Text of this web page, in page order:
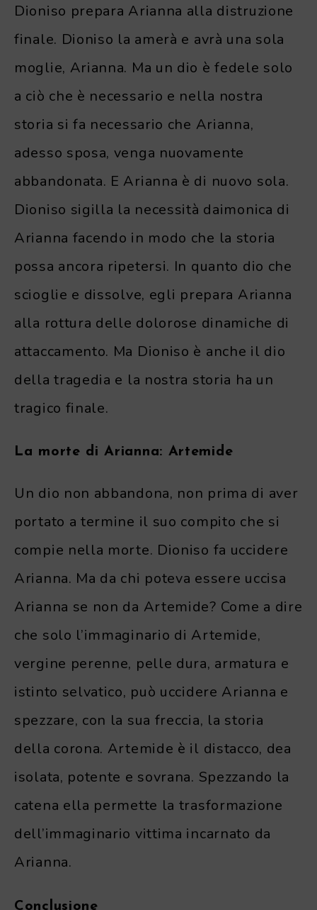
Dioniso prepara Arianna alla distruzione
finale. Dioniso la amerà e avrà una sola
moglie, Arianna. Ma un dio è fedele solo
a ciò che è necessario e nella nostra
storia si fa necessario che Arianna,
adesso sposa, venga nuovamente
abbandonata. E Arianna è di nuovo sola.
Dioniso sigilla la necessità daimonica di
Arianna facendo in modo che la storia
possa ancora ripetersi. In quanto dio che
scioglie e dissolve, egli prepara Arianna
alla rottura delle dolorose dinamiche di
attaccamento. Ma Dioniso è anche il dio
della tragedia e la nostra storia ha un
tragico finale.
La morte di Arianna: Artemide
Un dio non abbandona, non prima di aver
portato a termine il suo compito che si
compie nella morte. Dioniso fa uccidere
Arianna. Ma da chi poteva essere uccisa
Arianna se non da Artemide? Come a dire
che solo l’immaginario di Artemide,
vergine perenne, pelle dura, armatura e
istinto selvatico, può uccidere Arianna e
spezzare, con la sua freccia, la storia
della corona. Artemide è il distacco, dea
isolata, potente e sovrana. Spezzando la
catena ella permette la trasformazione
dell’immaginario vittima incarnato da
Arianna.
Conclusione